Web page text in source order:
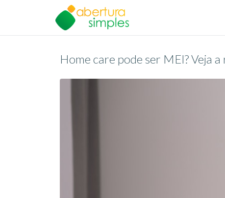
Home care pode ser MEI? Veja